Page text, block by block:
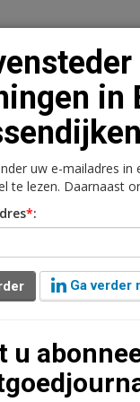
Vacaturebank
Kantoren
in
kunnen de
in
uw e-mailadres
te lezen. Daarnaast
*:
Ga verder
u